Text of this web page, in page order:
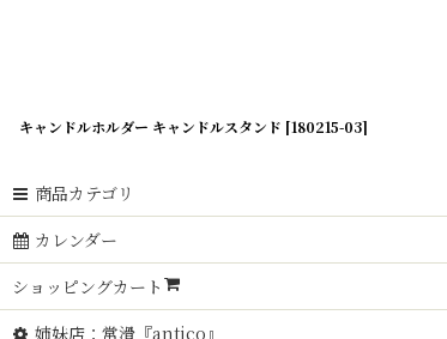
キャンドルホルダー キャンドルスタンド [180215-03]
商品カテゴリ
カレンダー
ショッピングカート
姉妹店：常滑『antico』